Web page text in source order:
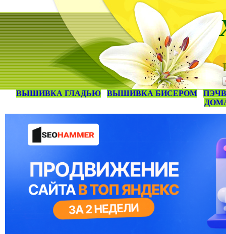
ВЫШИВКА ГЛАДЬЮ ВЫШИВКА БИСЕРОМ